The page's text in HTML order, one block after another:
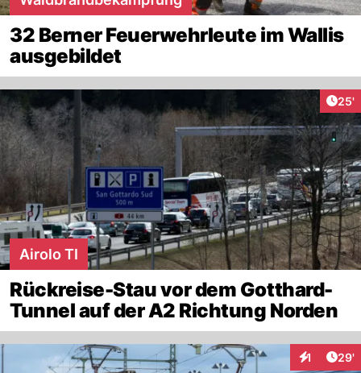
32 Berner Feuerwehrleute im Wallis
ausgebildet
25'
Airolo TI
Rückreise-Stau vor dem Gotthard-
Tunnel auf der A2 Richtung Norden
1 29'